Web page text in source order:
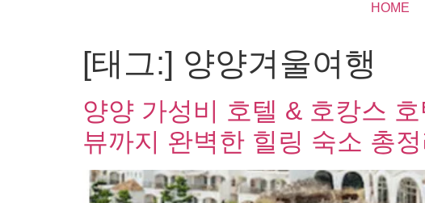
HOME
[태그:] 양양겨울여행
양양 가성비 호텔 & 호캉스
뷰까지 완벽한 힐링 숙소 총정